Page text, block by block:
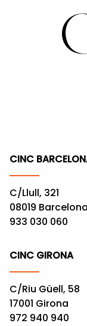
CINC
C/Llull, 321
08019 Barcelona
933 030 060
CINC GIRONA
C/Riu Güell, 58
17001 Girona
972 940 940